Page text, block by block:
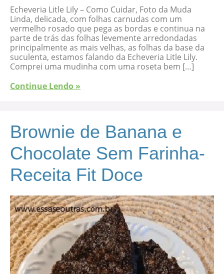
Echeveria Litle Lily – Como Cuidar, Foto da Muda
Linda, delicada, com folhas carnudas com um
vermelho rosado que pega as bordas e continua na
parte de trás das folhas levemente arredondadas
principalmente as mais velhas, as folhas da base da
suculenta, estamos falando da Echeveria Litle Lily.
Comprei uma mudinha com uma roseta bem […]
Continue Lendo »
Brownie de Banana e
Chocolate Sem Farinha-
Receita Fit Doce